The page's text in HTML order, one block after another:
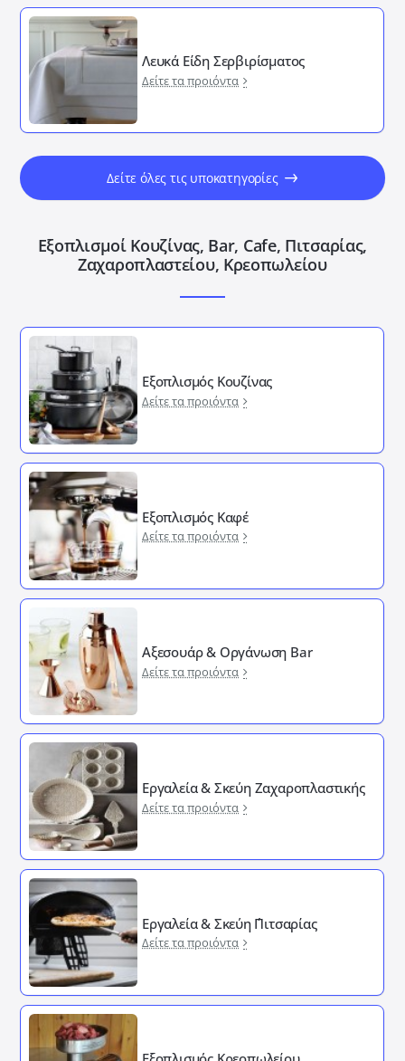
Λευκά Είδη Σερβιρίσματος
Δείτε τα προιόντα
Δείτε όλες τις υποκατηγορίες
Εξοπλισμοί Κουζίνας, Bar, Cafe, Πιτσαρίας,
Ζαχαροπλαστείου, Κρεοπωλείου
Εξοπλισμός Κουζίνας
Δείτε τα προιόντα
Εξοπλισμός Καφέ
Δείτε τα προιόντα
Αξεσουάρ & Οργάνωση Bar
Δείτε τα προιόντα
Εργαλεία & Σκεύη Ζαχαροπλαστικής
Δείτε τα προιόντα
Εργαλεία & Σκεύη ΄Πιτσαρίας
Δείτε τα προιόντα